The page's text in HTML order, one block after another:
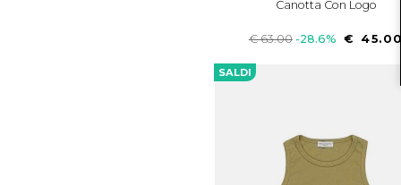
Canotta Con Logo
€ 63.00 -28.6% € 45.00
SALDI